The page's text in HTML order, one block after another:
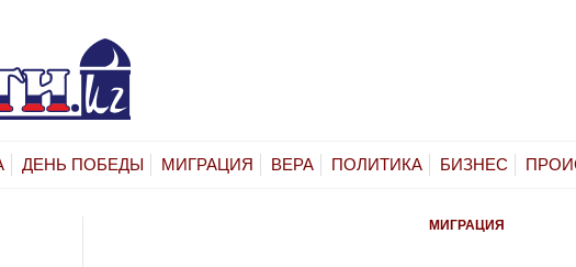
ДЕНЬ ПОБЕДЫ МИГРАЦИЯ ВЕРА ПОЛИТИКА БИЗНЕС
МИГРАЦИЯ